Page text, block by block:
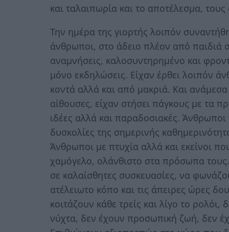
και ταλαιπωρία και το αποτέλεσμα,
Την ημέρα της γιορτής λοιπόν
άνθρωποι, στο άδειο πλέον από παιδιά
αναμνήσεις, καλοσυντηρημένο και
μόνο εκδηλώσεις. Είχαν έρθει λοιπόν
κοντά αλλά και από μακριά. Και
αίθουσες, είχαν στήσει πάγκους με τα
ιδέες αλλά και παραδοσιακές.
δυσκολίες της σημερινής
Άνθρωποι με πτυχία αλλά και εκείνοι
χαμόγελο, ολάνθιστο στα πρόσωπα
σε καλαίσθητες συσκευασίες, να
ατέλειωτο κόπο και τις άπειρες ώρες
κοιτάζουν κάθε τρείς και λίγο το
νύχτα, δεν έχουν προσωπική ζωή, δεν